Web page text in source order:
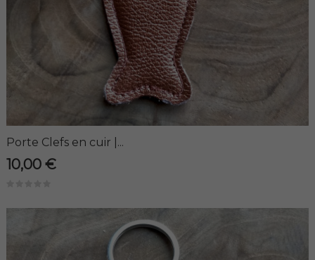
Porte Clefs en cuir |...
10,00 €